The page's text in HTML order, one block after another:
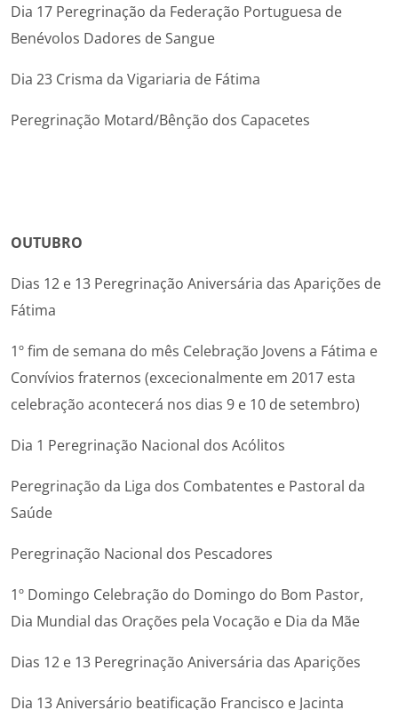
Dia 17 Peregrinação da Federação Portuguesa de
Benévolos Dadores de Sangue
Dia 23 Crisma da Vigariaria de Fátima
Peregrinação Motard/Bênção dos Capacetes
OUTUBRO
Dias 12 e 13 Peregrinação Aniversária das Aparições de
Fátima
1º fim de semana do mês Celebração Jovens a Fátima e
Convívios fraternos (excecionalmente em 2017 esta
celebração acontecerá nos dias 9 e 10 de setembro)
Dia 1 Peregrinação Nacional dos Acólitos
Peregrinação da Liga dos Combatentes e Pastoral da
Saúde
Peregrinação Nacional dos Pescadores
1º Domingo Celebração do Domingo do Bom Pastor,
Dia Mundial das Orações pela Vocação e Dia da Mãe
Dias 12 e 13 Peregrinação Aniversária das Aparições
Dia 13 Aniversário beatificação Francisco e Jacinta